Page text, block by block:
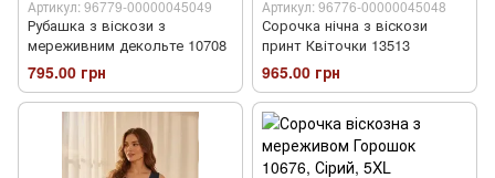
Артикул: 96779-00000045049
Рубашка з віскози з
мереживним декольте 10708
795.00 грн
Артикул: 96776-00000045048
Сорочка нічна з віскози
принт Квіточки 13513
965.00 грн